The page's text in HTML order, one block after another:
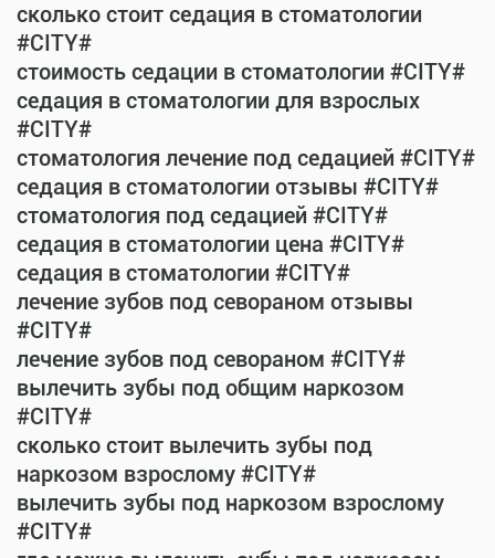
сколько стоит седация в стоматологии
#CITY#
стоимость седации в стоматологии #CITY#
седация в стоматологии для взрослых
#CITY#
стоматология лечение под седацией #CITY#
седация в стоматологии отзывы #CITY#
стоматология под седацией #CITY#
седация в стоматологии цена #CITY#
седация в стоматологии #CITY#
лечение зубов под севораном отзывы
#CITY#
лечение зубов под севораном #CITY#
вылечить зубы под общим наркозом
#CITY#
сколько стоит вылечить зубы под
наркозом взрослому #CITY#
вылечить зубы под наркозом взрослому
#CITY#